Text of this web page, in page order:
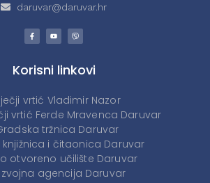
daruvar@daruvar.hr
Korisni linkovi
vrtić Vladimir Nazor
vrtić Ferde Mravenca Daruvar
tržnica Daruvar
knjižnica i čitaonica Daruvar
otvoreno učilište Daruvar
agencija Daruvar